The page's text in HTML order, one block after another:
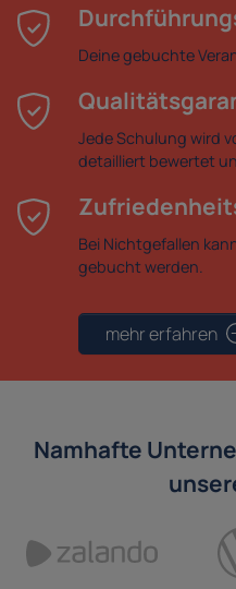
Deine gebuchte
Jede Schulung wird
detailliert bewertet
Bei Nichtgefallen
gebucht werden.
mehr erfahren
Namhafte